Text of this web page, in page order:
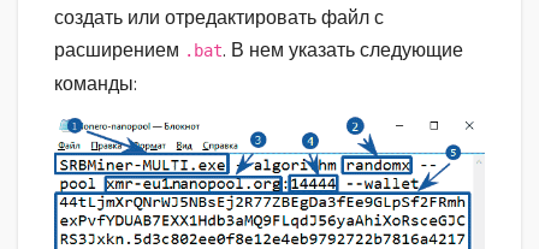
создать или отредактировать файл с
расширением .bat. В нем указать следующие
команды: